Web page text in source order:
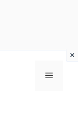
Menu